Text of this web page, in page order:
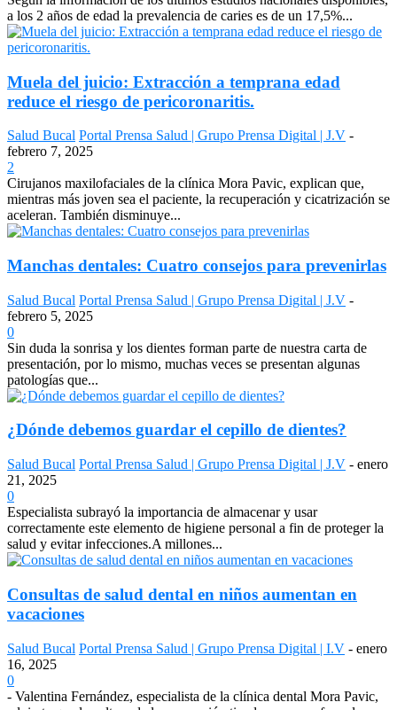
a los 2 años de edad la prevalencia de caries es de un 17,5%...
Muela del juicio: Extracción a temprana edad
reduce el riesgo de pericoronaritis.
Salud Bucal Portal Prensa Salud | Grupo Prensa Digital | J.V -
febrero 7, 2025
2
Cirujanos maxilofaciales de la clínica Mora Pavic, explican que,
mientras más joven sea el paciente, la recuperación y cicatrización se
aceleran. También disminuye...
Manchas dentales: Cuatro consejos para prevenirlas
Salud Bucal Portal Prensa Salud | Grupo Prensa Digital | J.V -
febrero 5, 2025
0
Sin duda la sonrisa y los dientes forman parte de nuestra carta de
presentación, por lo mismo, muchas veces se presentan algunas
patologías que...
¿Dónde debemos guardar el cepillo de dientes?
Salud Bucal Portal Prensa Salud | Grupo Prensa Digital | J.V - enero
21, 2025
0
Especialista subrayó la importancia de almacenar y usar
correctamente este elemento de higiene personal a fin de proteger la
salud y evitar infecciones.A millones...
Consultas de salud dental en niños aumentan en
vacaciones
Salud Bucal Portal Prensa Salud | Grupo Prensa Digital | I.V - enero
16, 2025
0
- Valentina Fernández, especialista de la clínica dental Mora Pavic,